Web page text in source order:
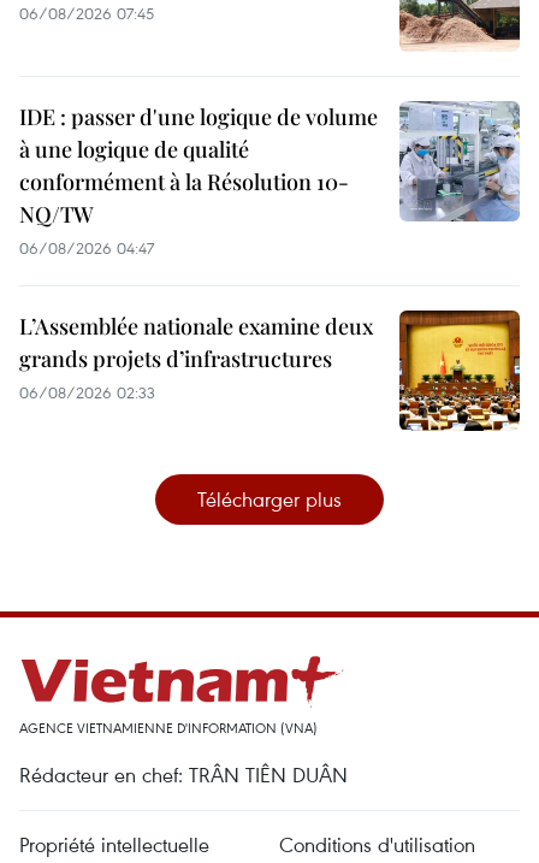
06/08/2026 07:45
IDE : passer d'une logique de volume
à une logique de qualité
conformément à la Résolution 10-
NQ/TW
06/08/2026 04:47
L’Assemblée nationale examine deux
grands projets d’infrastructures
06/08/2026 02:33
Télécharger plus
AGENCE VIETNAMIENNE D'INFORMATION (VNA)
Rédacteur en chef: TRÂN TIÊN DUÂN
Propriété intellectuelle Conditions d'utilisation